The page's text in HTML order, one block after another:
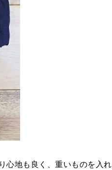
心地も良く、重いものを入れ